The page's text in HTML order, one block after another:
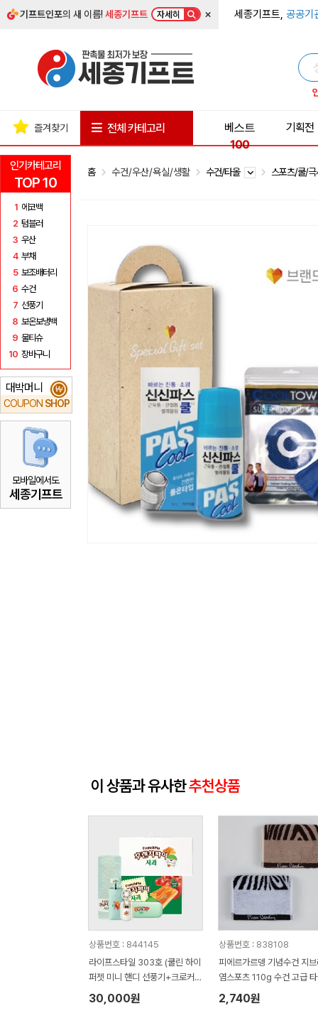
기프트인포의 새 이름!세종기프트 자세히 × 세종기프트, 공공기
인기카테고리
TOP 10
1 에코백
2 텀블러
3 우산
4 부채
5 보조배터리
6 수건
7 선풍기
8 보온보냉백
9 물티슈
10 장바구니
대박머니
COUPON SHOP
₩
모바일에서도
세종기프트
즐겨찾기 전체 카테고리
베스트
100
기획전
홈 수건/우산/욕실/생활 수건/타올 스포츠/쿨/
이 상품과 유사한추천상품
상품번호 : 844145
라이프스타일 303호 (쿨린 하이
퍼젯 미니 핸디 선풍기+크로커다
일 퍼스널 라벨 타올+5단 사각
캡슐 암막 양우산)
30,000원
상품번호 : 838108
피에르가르뎅 기념수건 지
염스포츠 110g 수건 고급
호텔수건
2,740원